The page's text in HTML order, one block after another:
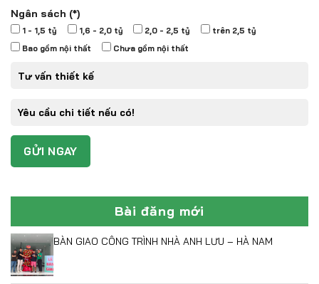
Ngân sách (*)
1 - 1,5 tỷ 1,6 - 2,0 tỷ 2,0 - 2,5 tỷ
trên 2,5 tỷ
Bao gồm nội thất
Chưa gồm nội thất
Bài đăng mới
BÀN GIAO CÔNG TRÌNH NHÀ ANH LƯU – HÀ NAM